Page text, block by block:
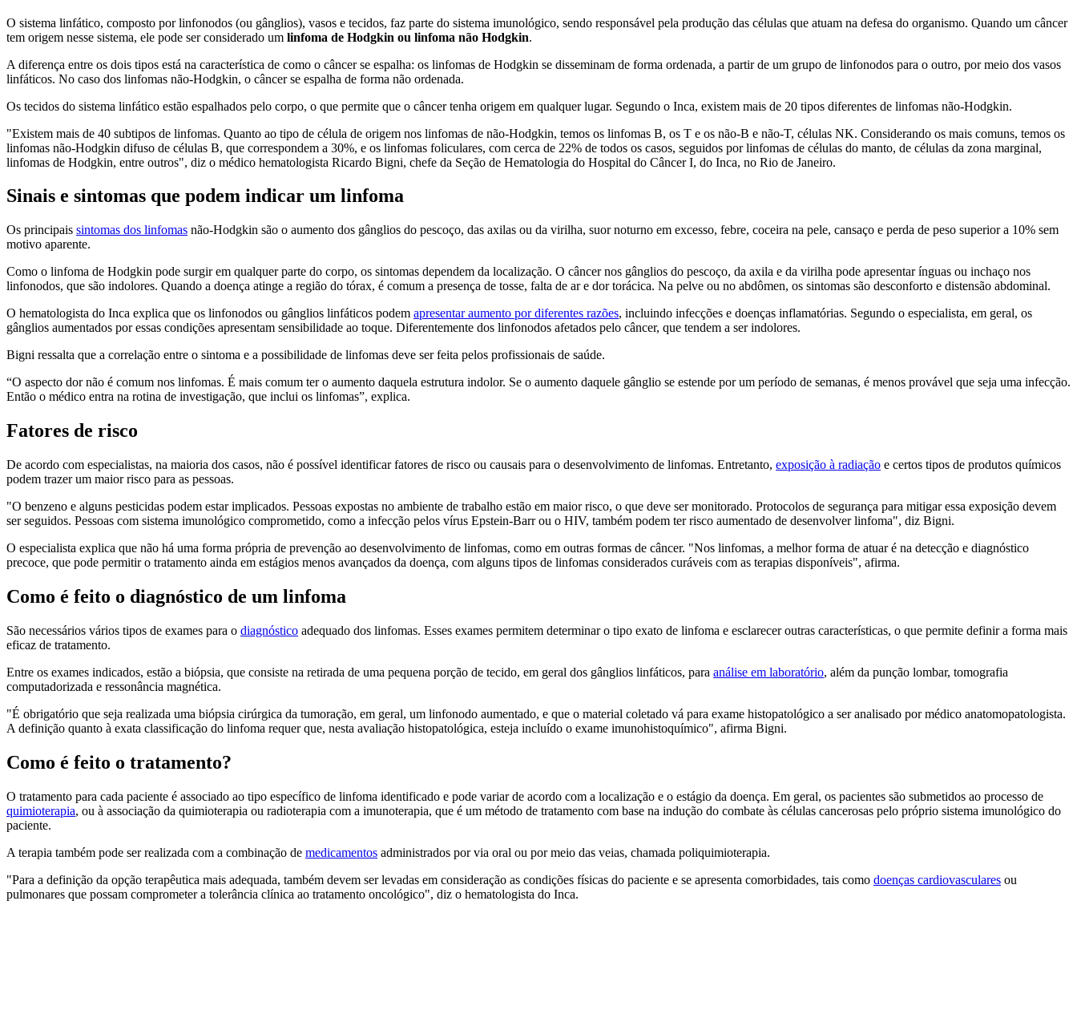
O sistema linfático, composto por linfonodos (ou gânglios), vasos e tecidos, faz parte do sistema imunológico, sendo responsável pela produção das células que atuam na defesa do organismo. Quando um câncer
tem origem nesse sistema, ele pode ser considerado um linfoma de Hodgkin ou linfoma não Hodgkin.
A diferença entre os dois tipos está na característica de como o câncer se espalha: os linfomas de Hodgkin se disseminam de forma ordenada, a partir de um grupo de linfonodos para o outro, por meio dos vasos
linfáticos. No caso dos linfomas não-Hodgkin, o câncer se espalha de forma não ordenada.
Os tecidos do sistema linfático estão espalhados pelo corpo, o que permite que o câncer tenha origem em qualquer lugar. Segundo o Inca, existem mais de 20 tipos diferentes de linfomas não-Hodgkin.
"Existem mais de 40 subtipos de linfomas. Quanto ao tipo de célula de origem nos linfomas de não-Hodgkin, temos os linfomas B, os T e os não-B e não-T, células NK. Considerando os mais comuns, temos os
linfomas não-Hodgkin difuso de células B, que correspondem a 30%, e os linfomas foliculares, com cerca de 22% de todos os casos, seguidos por linfomas de células do manto, de células da zona marginal,
linfomas de Hodgkin, entre outros", diz o médico hematologista Ricardo Bigni, chefe da Seção de Hematologia do Hospital do Câncer I, do Inca, no Rio de Janeiro.
Sinais e sintomas que podem indicar um linfoma
Os principais sintomas dos linfomas não-Hodgkin são o aumento dos gânglios do pescoço, das axilas ou da virilha, suor noturno em excesso, febre, coceira na pele, cansaço e perda de peso superior a 10% sem
motivo aparente.
Como o linfoma de Hodgkin pode surgir em qualquer parte do corpo, os sintomas dependem da localização. O câncer nos gânglios do pescoço, da axila e da virilha pode apresentar ínguas ou inchaço nos
linfonodos, que são indolores. Quando a doença atinge a região do tórax, é comum a presença de tosse, falta de ar e dor torácica. Na pelve ou no abdômen, os sintomas são desconforto e distensão abdominal.
O hematologista do Inca explica que os linfonodos ou gânglios linfáticos podem apresentar aumento por diferentes razões, incluindo infecções e doenças inflamatórias. Segundo o especialista, em geral, os
gânglios aumentados por essas condições apresentam sensibilidade ao toque. Diferentemente dos linfonodos afetados pelo câncer, que tendem a ser indolores.
Bigni ressalta que a correlação entre o sintoma e a possibilidade de linfomas deve ser feita pelos profissionais de saúde.
“O aspecto dor não é comum nos linfomas. É mais comum ter o aumento daquela estrutura indolor. Se o aumento daquele gânglio se estende por um período de semanas, é menos provável que seja uma infecção.
Então o médico entra na rotina de investigação, que inclui os linfomas”, explica.
Fatores de risco
De acordo com especialistas, na maioria dos casos, não é possível identificar fatores de risco ou causais para o desenvolvimento de linfomas. Entretanto, exposição à radiação e certos tipos de produtos químicos
podem trazer um maior risco para as pessoas.
"O benzeno e alguns pesticidas podem estar implicados. Pessoas expostas no ambiente de trabalho estão em maior risco, o que deve ser monitorado. Protocolos de segurança para mitigar essa exposição devem
ser seguidos. Pessoas com sistema imunológico comprometido, como a infecção pelos vírus Epstein-Barr ou o HIV, também podem ter risco aumentado de desenvolver linfoma", diz Bigni.
O especialista explica que não há uma forma própria de prevenção ao desenvolvimento de linfomas, como em outras formas de câncer. "Nos linfomas, a melhor forma de atuar é na detecção e diagnóstico
precoce, que pode permitir o tratamento ainda em estágios menos avançados da doença, com alguns tipos de linfomas considerados curáveis com as terapias disponíveis", afirma.
Como é feito o diagnóstico de um linfoma
São necessários vários tipos de exames para o diagnóstico adequado dos linfomas. Esses exames permitem determinar o tipo exato de linfoma e esclarecer outras características, o que permite definir a forma mais
eficaz de tratamento.
Entre os exames indicados, estão a biópsia, que consiste na retirada de uma pequena porção de tecido, em geral dos gânglios linfáticos, para análise em laboratório, além da punção lombar, tomografia
computadorizada e ressonância magnética.
"É obrigatório que seja realizada uma biópsia cirúrgica da tumoração, em geral, um linfonodo aumentado, e que o material coletado vá para exame histopatológico a ser analisado por médico anatomopatologista.
A definição quanto à exata classificação do linfoma requer que, nesta avaliação histopatológica, esteja incluído o exame imunohistoquímico", afirma Bigni.
Como é feito o tratamento?
O tratamento para cada paciente é associado ao tipo específico de linfoma identificado e pode variar de acordo com a localização e o estágio da doença. Em geral, os pacientes são submetidos ao processo de
quimioterapia, ou à associação da quimioterapia ou radioterapia com a imunoterapia, que é um método de tratamento com base na indução do combate às células cancerosas pelo próprio sistema imunológico do
paciente.
A terapia também pode ser realizada com a combinação de medicamentos administrados por via oral ou por meio das veias, chamada poliquimioterapia.
"Para a definição da opção terapêutica mais adequada, também devem ser levadas em consideração as condições físicas do paciente e se apresenta comorbidades, tais como doenças cardiovasculares ou
pulmonares que possam comprometer a tolerância clínica ao tratamento oncológico", diz o hematologista do Inca.